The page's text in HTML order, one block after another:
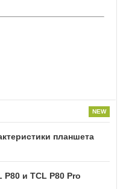
планшета
и TCL P80 Pro